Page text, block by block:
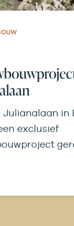
Julianalaan in
exclusief